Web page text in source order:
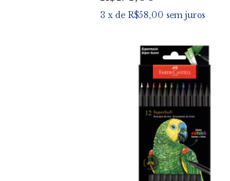
3 x de R$58,00 sem juros